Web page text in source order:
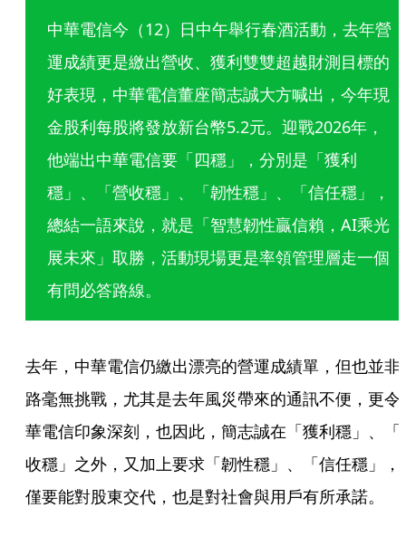
中華電信今（12）日中午舉行春酒活動，去年營
運成績更是繳出營收、獲利雙雙超越財測目標的
好表現，中華電信董座簡志誠大方喊出，今年現
金股利每股將發放新台幣5.2元。迎戰2026年，
他端出中華電信要「四穩」，分別是「獲利
穩」、「營收穩」、「韌性穩」、「信任穩」，
總結一語來說，就是「智慧韌性贏信賴，AI乘光
展未來」取勝，活動現場更是率領管理層走一個
有問必答路線。
去年，中華電信仍繳出漂亮的營運成績單，但也並非
路毫無挑戰，尤其是去年風災帶來的通訊不便，更令
華電信印象深刻，也因此，簡志誠在「獲利穩」、「
收穩」之外，又加上要求「韌性穩」、「信任穩」，
僅要能對股東交代，也是對社會與用戶有所承諾。